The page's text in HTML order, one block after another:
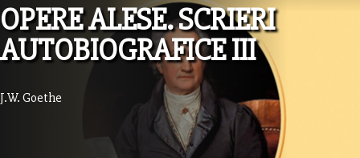
OPERE ALESE. SCRIERI
AUTOBIOGRAFICE III
J.W. Goethe